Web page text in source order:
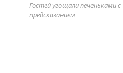
Гостей угощали печеньками с
предсказанием